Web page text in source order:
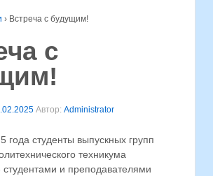
› Встреча с будущим!
с
Автор: Administrator
года студенты выпускных групп
техникума
студентами и преподавателями